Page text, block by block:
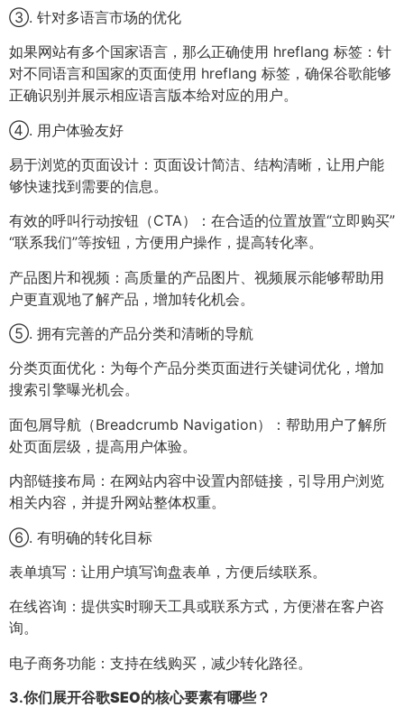
③. 针对多语言市场的优化
如果网站有多个国家语言，那么正确使用 hreflang 标签：针
对不同语言和国家的页面使用 hreflang 标签，确保谷歌能够
正确识别并展示相应语言版本给对应的用户。
④. 用户体验友好
易于浏览的页面设计：页面设计简洁、结构清晰，让用户能
够快速找到需要的信息。
有效的呼叫行动按钮（CTA）：在合适的位置放置“立即购买”
“联系我们”等按钮，方便用户操作，提高转化率。
产品图片和视频：高质量的产品图片、视频展示能够帮助用
户更直观地了解产品，增加转化机会。
⑤. 拥有完善的产品分类和清晰的导航
分类页面优化：为每个产品分类页面进行关键词优化，增加
搜索引擎曝光机会。
面包屑导航（Breadcrumb Navigation）：帮助用户了解所
处页面层级，提高用户体验。
内部链接布局：在网站内容中设置内部链接，引导用户浏览
相关内容，并提升网站整体权重。
⑥. 有明确的转化目标
表单填写：让用户填写询盘表单，方便后续联系。
在线咨询：提供实时聊天工具或联系方式，方便潜在客户咨
询。
电子商务功能：支持在线购买，减少转化路径。
3.你们展开谷歌SEO的核心要素有哪些？